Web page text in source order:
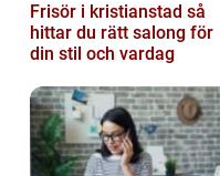
Frisör i kristianstad så
hittar du rätt salong för
din stil och vardag